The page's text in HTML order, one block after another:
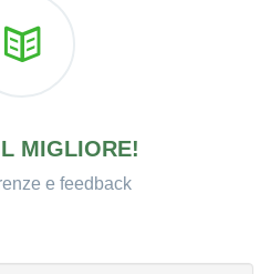
MIGLIORE!
e feedback